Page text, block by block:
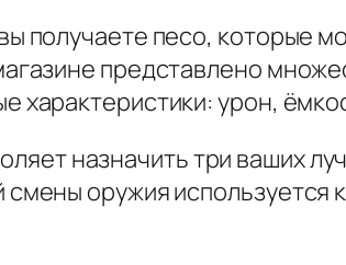
получаете песо, которые
представлено
характеристики: урон,
назначить три ваших
оружия используется